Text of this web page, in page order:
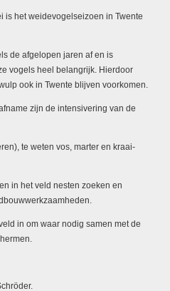
is het weidevogelseizoen in Twente
de afgelopen jaren af en is
vogels heel belangrijk. Hierdoor
ook in Twente blijven voorkomen.
zijn de intensivering van de
te weten vos, marter en kraai-
in het veld nesten zoeken en
in om waar nodig samen met de